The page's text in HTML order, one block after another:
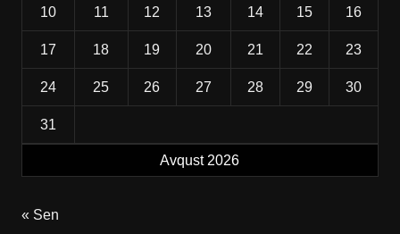
Avqust 2026
10 11 12 13 14 15 16
17 18 19 20 21 22 23
24 25 26 27 28 29 30
31
« Sen